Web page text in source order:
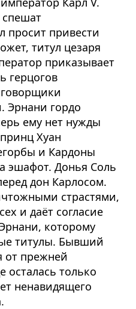
спешат
просит привести
титул цезаря
приказывает
герцогов
Эрнани гордо
ему нет нужды
Хуан
и Кардоны
эшафот. Донья Соль
дон Карлосом.
страстями,
и даёт согласие
которому
титулы. Бывший
от прежней
осталась только
ненавидящего